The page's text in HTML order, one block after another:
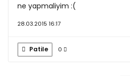
ne yapmaliyim :(
28.03.2015 16:17
Patile 0